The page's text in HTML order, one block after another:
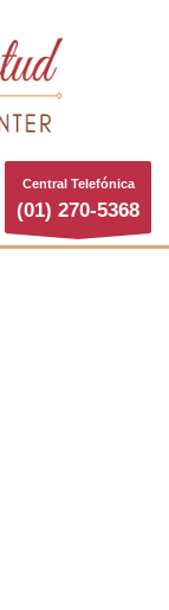
Central Telefónica
(01) 270-5368